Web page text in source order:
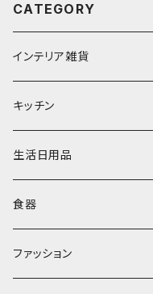
CATEGORY
インテリア雑貨
置物・オブジェ
ミラー
ぬいぐるみ
時計
キッチン
水筒・マグ
カトラリー
食器
生活日用品
タオル・ハンカチ
キッチンクロス
その他
食器
コップ・マグカップ
ファッション